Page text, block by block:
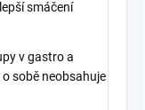
smáčení
v gastro a
sobě neobsahuje